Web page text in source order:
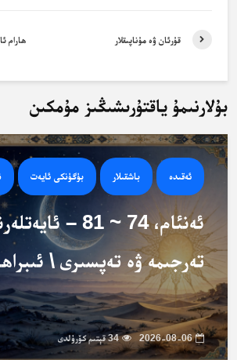
ھارام قۇرئان ۋە مۇناپىقلار
بۇلارنىمۇ ياقتۇرىشىڭىز مۇمكىن
ئەقىدە باشقىلار بۈگۈنكى ئايەت
ئەنئام، 74 ~ 81 –
تەرجىمە ۋە تەپسىرى \
2026-08-06 34 قېتىم كۆرۈلدى